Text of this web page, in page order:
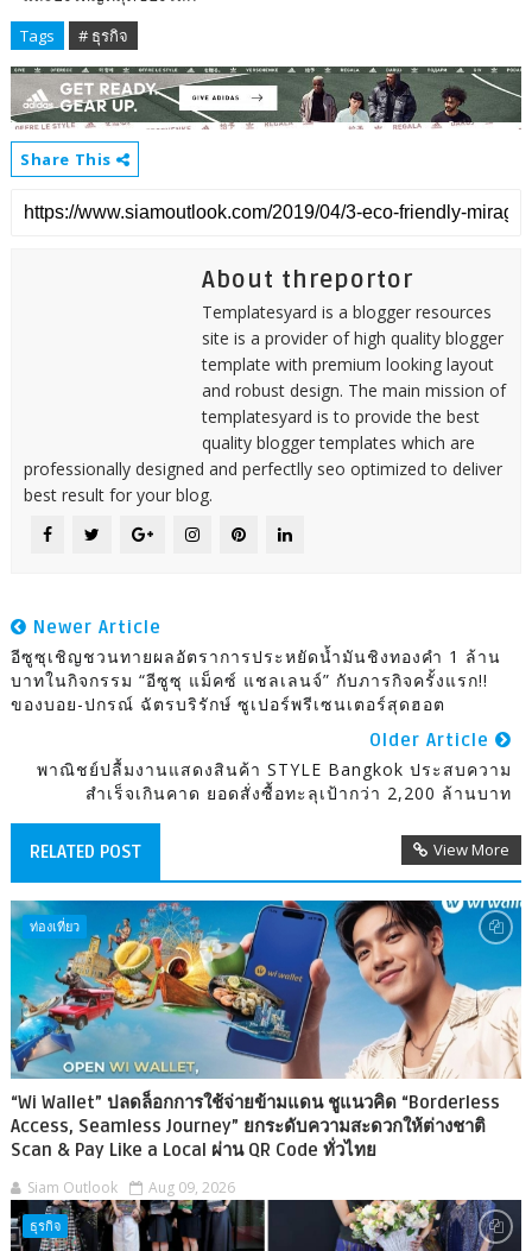
Tags # ธุรกิจ
Share This
About threportor
Templatesyard is a blogger resources
site is a provider of high quality blogger
template with premium looking layout
and robust design. The main mission of
templatesyard is to provide the best
quality blogger templates which are
professionally designed and perfectlly seo optimized to deliver
best result for your blog.
Newer Article
อีซูซุเชิญชวนทายผลอัตราการประหยัดน้ำมันชิงทองคำ 1 ล้าน
บาทในกิจกรรม “อีซูซุ แม็คซ์ แชลเลนจ์” กับภารกิจครั้งแรก!!
ของบอย-ปกรณ์ ฉัตรบริรักษ์ ซูเปอร์พรีเซนเตอร์สุดฮอต
Older Article
พาณิชย์ปลื้มงานแสดงสินค้า STYLE Bangkok ประสบความ
สำเร็จเกินคาด ยอดสั่งซื้อทะลุเป้ากว่า 2,200 ล้านบาท
RELATED POST View More
ท่องเที่ยว
“Wi Wallet” ปลดล็อกการใช้จ่ายข้ามแดน ชูแนวคิด “Borderless
Access, Seamless Journey” ยกระดับความสะดวกให้ต่างชาติ
Scan & Pay Like a Local ผ่าน QR Code ทั่วไทย
Siam Outlook Aug 09, 2026
ธุรกิจ